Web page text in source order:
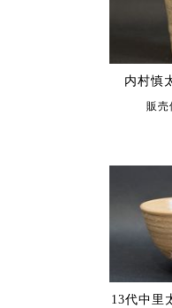
内村慎
販
13代中里